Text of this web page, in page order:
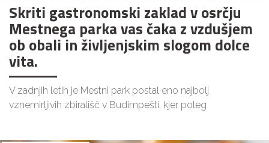
Skriti gastronomski zaklad v osrčju
Mestnega parka vas čaka z vzdušjem
ob obali in življenjskim slogom dolce
vita.
V zadnjih letih je Mestni park postal eno najbolj
vznemirljivih zbirališč v Budimpešti, kjer poleg